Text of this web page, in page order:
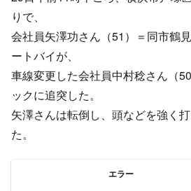
目次
から大量の血が出ていたとの目撃情報